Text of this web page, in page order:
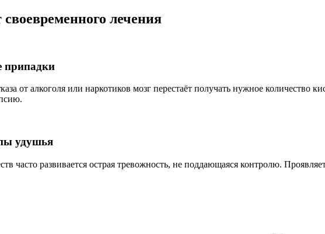
лечения
припадки
от алкоголя или наркотиков мозг перестаёт получать нужное количество
удушья
часто развивается острая тревожность, не поддающаяся контролю.